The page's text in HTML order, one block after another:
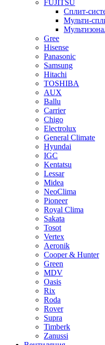
FUJITSU
Сплит-
Мульти-
Gree
Hisense
Panasonic
Samsung
Hitachi
TOSHIBA
AUX
Ballu
Carrier
Chigo
Electrolux
General Climate
Hyundai
IGC
Kentatsu
Lessar
Midea
NeoClima
Pioneer
Royal Clima
Sakata
Tosot
Vertex
Aeronik
Cooper & Hunter
Green
MDV
Oasis
Rix
Roda
Rover
Supra
Timberk
Zanussi